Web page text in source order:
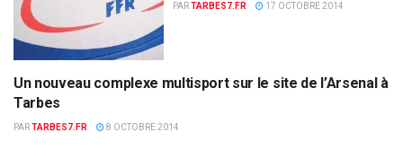
PARTARBES7.FR 17 OCTOBRE 2014
ECONOMIES
Un nouveau complexe multisport sur le site de l’Arsenal à
Tarbes
PARTARBES7.FR 8 OCTOBRE 2014